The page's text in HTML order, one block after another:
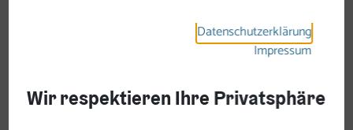
Datenschutzerklärung
Impressum
Wir respektieren Ihre Privatsphäre